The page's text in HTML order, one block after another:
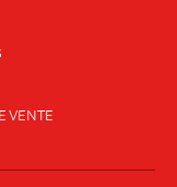
VENTE